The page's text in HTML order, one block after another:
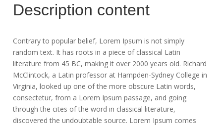
Description content
Contrary to popular belief, Lorem Ipsum is not simply
random text. It has roots in a piece of classical Latin
literature from 45 BC, making it over 2000 years old. Richard
McClintock, a Latin professor at Hampden-Sydney College in
Virginia, looked up one of the more obscure Latin words,
consectetur, from a Lorem Ipsum passage, and going
through the cites of the word in classical literature,
discovered the undoubtable source. Lorem Ipsum comes